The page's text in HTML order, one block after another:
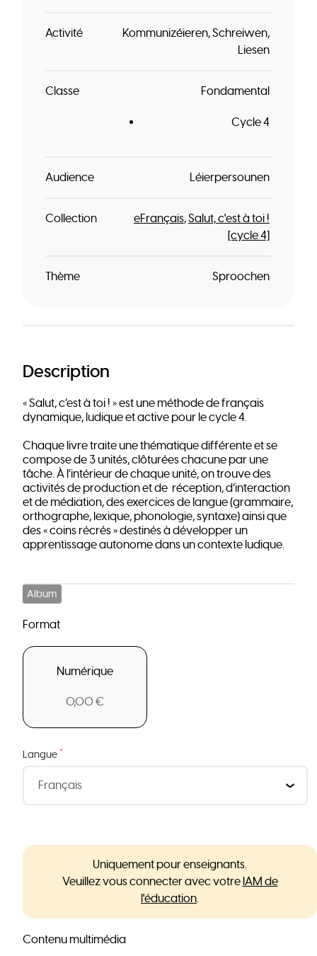
Activité Kommunizéieren Schreiwen
Liesen
Classe Fondamental
Cycle 4
Audience Léierpersounen
Collection eFrançais Salut, c'est à toi !
[cycle 4]
Thème Sproochen
Description
« Salut, c’est à toi ! » est une méthode de français
dynamique, ludique et active pour le cycle 4.
Chaque livre traite une thématique différente et se
compose de 3 unités, clôturées chacune par une
tâche. À l’intérieur de chaque unité, on trouve des
activités de production et de réception, d’interaction
et de médiation, des exercices de langue (grammaire,
orthographe, lexique, phonologie, syntaxe) ainsi que
des « coins récrés » destinés à développer un
apprentissage autonome dans un contexte ludique.
Album
Format
Numérique
0,00 €
Langue *
Uniquement pour enseignants.
Veuillez vous connecter avec votre IAM de
l'éducation.
Contenu multimédia